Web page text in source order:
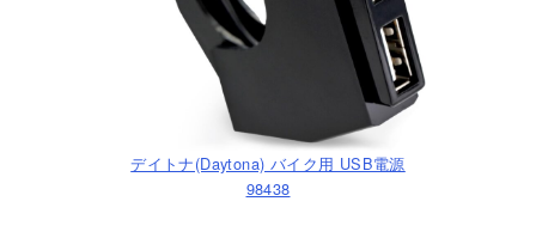
デイトナ(Daytona) バイク用 USB電源
98438